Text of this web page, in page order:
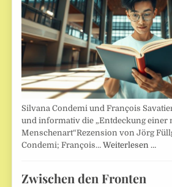
Silvana Condemi und François
und informativ die „Entdeckung einer
Menschenart“Rezension von Jörg
Condemi; François…Weiterlesen …
Zwischen den Fronten